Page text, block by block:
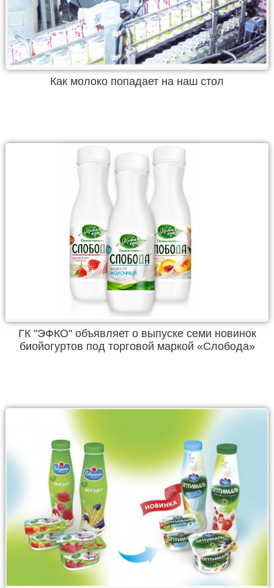
Как молоко попадает на наш стол
ГК "ЭФКО" объявляет о выпуске семи новинок
биойогуртов под торговой маркой «Слобода»